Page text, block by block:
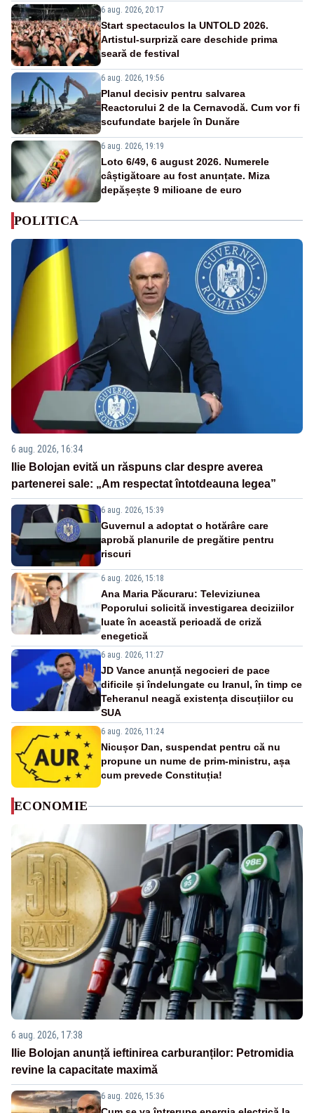
6 aug. 2026, 20:17
Start spectaculos la UNTOLD 2026.
Artistul-surpriză care deschide prima
seară de festival
6 aug. 2026, 19:56
Planul decisiv pentru salvarea
Reactorului 2 de la Cernavodă. Cum vor fi
scufundate barjele în Dunăre
6 aug. 2026, 19:19
Loto 6/49, 6 august 2026. Numerele
câștigătoare au fost anunțate. Miza
depășește 9 milioane de euro
POLITICA
6 aug. 2026, 16:34
Ilie Bolojan evită un răspuns clar despre averea
partenerei sale: „Am respectat întotdeauna legea”
6 aug. 2026, 15:39
Guvernul a adoptat o hotărâre care
aprobă planurile de pregătire pentru
riscuri
6 aug. 2026, 15:18
Ana Maria Păcuraru: Televiziunea
Poporului solicită investigarea deciziilor
luate în această perioadă de criză
enegetică
6 aug. 2026, 11:27
JD Vance anunță negocieri de pace
dificile și îndelungate cu Iranul, în timp ce
Teheranul neagă existența discuțiilor cu
SUA
6 aug. 2026, 11:24
Nicușor Dan, suspendat pentru că nu
propune un nume de prim-ministru, așa
cum prevede Constituția!
ECONOMIE
6 aug. 2026, 17:38
Ilie Bolojan anunță ieftinirea carburanților: Petromidia
revine la capacitate maximă
6 aug. 2026, 15:36